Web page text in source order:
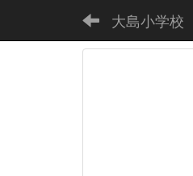
大島小学校